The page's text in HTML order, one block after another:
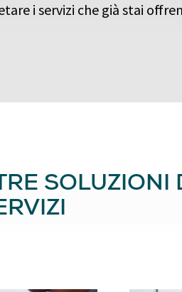
i servizi che già stai